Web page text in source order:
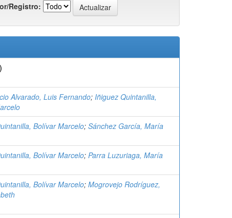
Registro:
Alvarado, Luis Fernando; Iñiguez Quintanilla,
Bolívar Marcelo; Sánchez García, María
Bolívar Marcelo; Parra Luzuriaga, María
Bolívar Marcelo; Mogrovejo Rodríguez,